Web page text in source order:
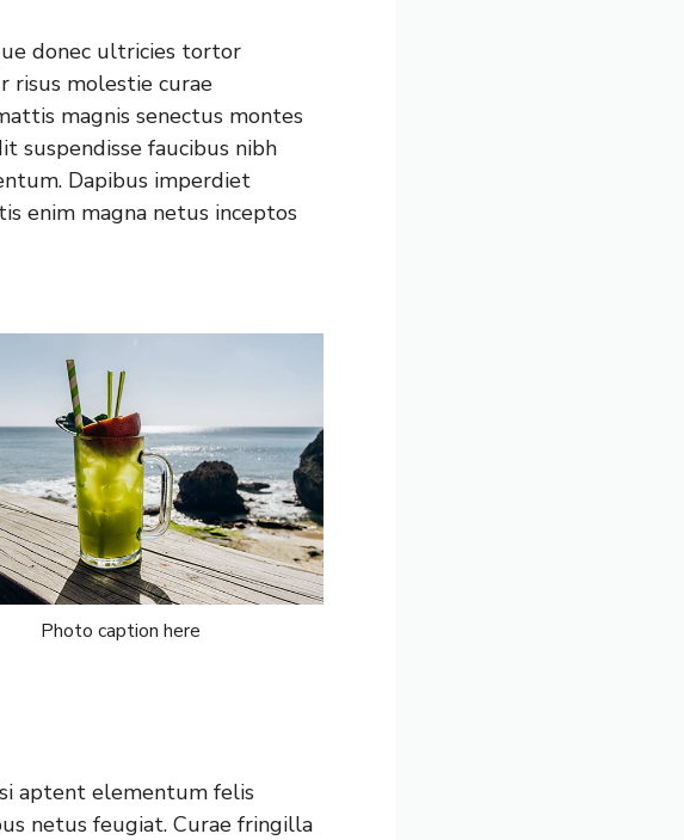
donec ultricies tortor
risus molestie curae
magnis senectus montes
suspendisse faucibus nibh
Dapibus imperdiet
enim magna netus inceptos
Photo caption here
aptent elementum felis
netus feugiat. Curae fringilla